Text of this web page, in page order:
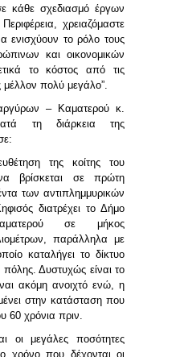
κάθε σχεδιασμό έργων
χρειαζόμαστε
ενισχύουν το ρόλο τους
και οικονομικών
το κόστος από τις
μέλλον πολύ μεγάλο”.
– Καματερού κ.
τη διάρκεια της
της κοίτης του
βρίσκεται σε πρώτη
των αντιπλημμυρικών
διατρέχει το Δήμο
σε μήκος
παράλληλα με
καταλήγει το δίκτυο
Δυστυχώς είναι το
ακόμη ανοιχτό ενώ, η
στην κατάσταση που
60 χρόνια πριν.
οι μεγάλες ποσότητες
χρόνο που δέχονται οι